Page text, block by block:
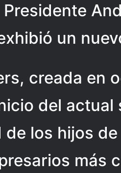
un
creada en
del actual
de los hijos
más